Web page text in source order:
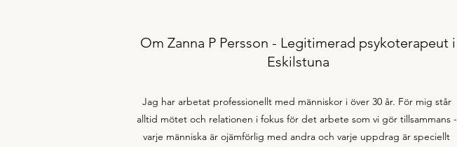
Om Zanna P Persson - Legitimerad psykoterapeut i
Eskilstuna
​​​​Jag har arbetat professionellt med människor i över 30 år. För mig står
alltid mötet och relationen i fokus för det arbete som vi gör tillsammans -
varje människa är ojämförlig med andra och varje uppdrag är speciellt